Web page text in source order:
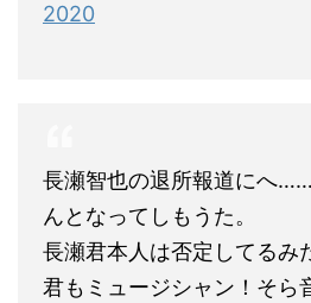
2020
長瀬智也の退所報道にへ
んとなってしもうた。
長瀬君本人は否定してるみ
君もミュージシャン！そら